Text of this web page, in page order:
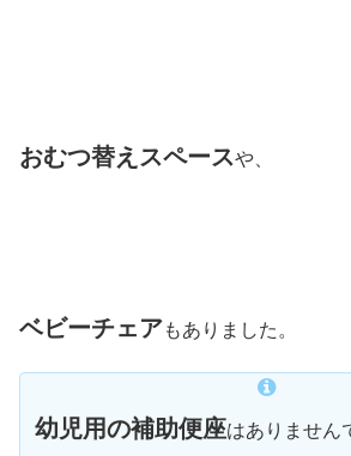
おむつ替えスペースや、
ベビーチェアもありました。
幼児用の補助便座はありません